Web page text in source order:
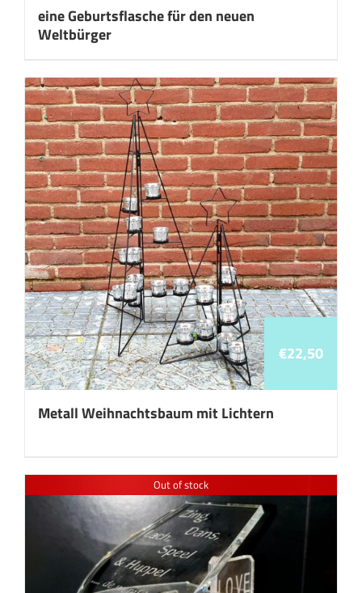
eine Geburtsflasche für den neuen
Weltbürger
Metall Weihnachtsbaum mit Lichtern
€22,50
Out of stock